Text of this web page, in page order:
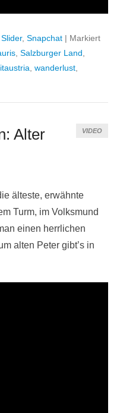
Slider, Snapchat | Markiert
Salzburger Land
wanderlust
Alter
VIDEO
älteste, erwähnte
Turm, im Volksmund
einen herrlichen
alten Peter gibt’s in